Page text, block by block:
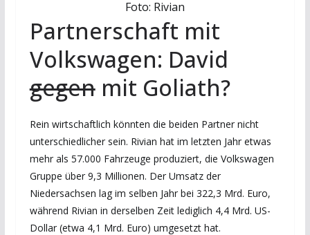
Foto: Rivian
Partnerschaft mit
Volkswagen: David
gegenmit Goliath?
Rein wirtschaftlich könnten die beiden Partner nicht
unterschiedlicher sein. Rivian hat im letzten Jahr etwas
mehr als 57.000 Fahrzeuge produziert, die Volkswagen
Gruppe über 9,3 Millionen. Der Umsatz der
Niedersachsen lag im selben Jahr bei 322,3 Mrd. Euro,
während Rivian in derselben Zeit lediglich 4,4 Mrd. US-
Dollar (etwa 4,1 Mrd. Euro) umgesetzt hat.